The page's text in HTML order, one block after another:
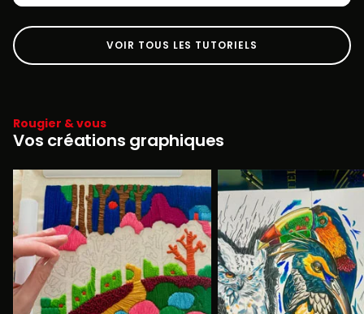
VOIR TOUS LES TUTORIELS
Rougier & vous
Vos créations graphiques